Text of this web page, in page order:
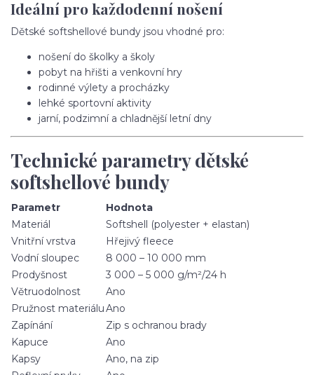
Ideální pro každodenní nošení
Dětské softshellové bundy jsou vhodné pro:
nošení do školky a školy
pobyt na hřišti a venkovní hry
rodinné výlety a procházky
lehké sportovní aktivity
jarní, podzimní a chladnější letní dny
Technické parametry dětské
softshellové bundy
Parametr
Hodnota
Materiál
Softshell (polyester + elastan)
Vnitřní vrstva
Hřejivý fleece
Vodní sloupec
8 000 – 10 000 mm
Prodyšnost
3 000 – 5 000 g/m²/24 h
Větruodolnost
Ano
Pružnost materiáluAno
Zapínání
Zip s ochranou brady
Kapuce
Ano
Kapsy
Ano, na zip